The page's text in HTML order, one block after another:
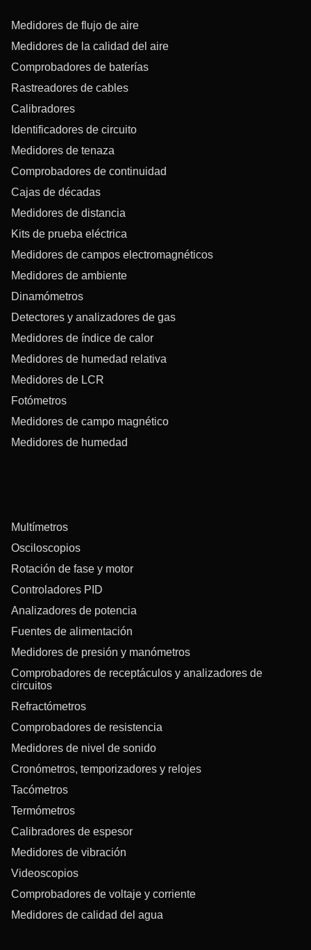
Medidores de flujo de aire
Medidores de la calidad del aire
Comprobadores de baterías
Rastreadores de cables
Calibradores
Identificadores de circuito
Medidores de tenaza
Comprobadores de continuidad
Cajas de décadas
Medidores de distancia
Kits de prueba eléctrica
Medidores de campos electromagnéticos
Medidores de ambiente
Dinamómetros
Detectores y analizadores de gas
Medidores de índice de calor
Medidores de humedad relativa
Medidores de LCR
Fotómetros
Medidores de campo magnético
Medidores de humedad
Multímetros
Osciloscopios
Rotación de fase y motor
Controladores PID
Analizadores de potencia
Fuentes de alimentación
Medidores de presión y manómetros
Comprobadores de receptáculos y analizadores de
circuitos
Refractómetros
Comprobadores de resistencia
Medidores de nivel de sonido
Cronómetros, temporizadores y relojes
Tacómetros
Termómetros
Calibradores de espesor
Medidores de vibración
Videoscopios
Comprobadores de voltaje y corriente
Medidores de calidad del agua